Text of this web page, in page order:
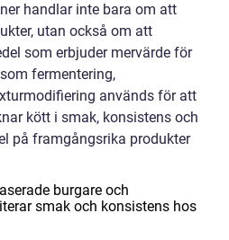
handlar inte bara om att
utan också om att
som erbjuder mervärde för
fermentering,
används för att
kött i smak, konsistens och
på framgångsrika produkter
burgare och
smak och konsistens hos